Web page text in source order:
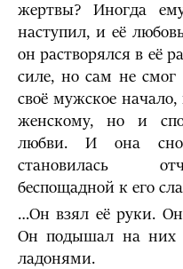
жертвы? Иногда
наступил, и её
он растворялся в её
силе, но сам не смог
своё мужское начало,
женскому, но и
любви. И она
становилась
беспощадной к его
…Он взял её руки.
Он подышал на них
ладонями.